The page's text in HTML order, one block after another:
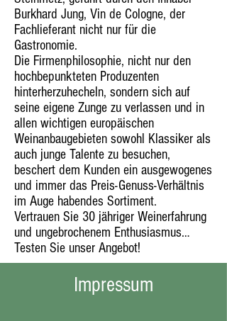
Burkhard Jung, Vin de Cologne, der
Fachlieferant nicht nur für die
Gastronomie.
Die Firmenphilosophie, nicht nur den
hochbepunkteten Produzenten
hinterherzuhecheln, sondern sich auf
seine eigene Zunge zu verlassen und in
allen wichtigen europäischen
Weinanbaugebieten sowohl Klassiker als
auch junge Talente zu besuchen,
beschert dem Kunden ein ausgewogenes
und immer das Preis-Genuss-Verhältnis
im Auge habendes Sortiment.
Vertrauen Sie 30 jähriger Weinerfahrung
und ungebrochenem Enthusiasmus…
Testen Sie unser Angebot!
Impressum